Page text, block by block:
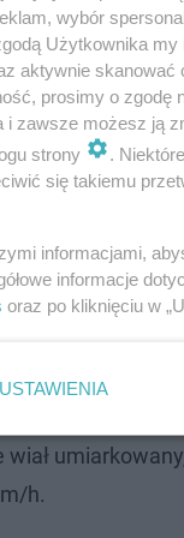
duże
śniegu,
marznące,
i nad
h.
wybór
Użytkownika
aktywnie
prosimy o zgodę
i zawsze możesz ją
strony
.
się takiemu
informacjami,
informacje
oraz po kliknięciu w
USTAWIENIA